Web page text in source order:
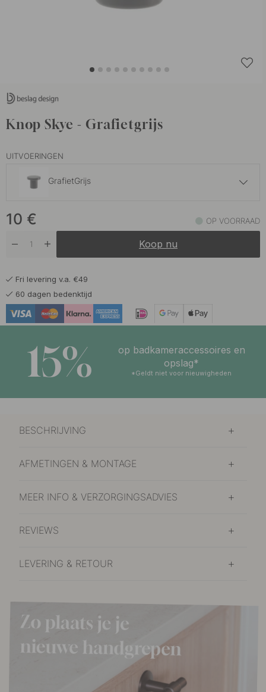
Knop Skye - Grafietgrijs
UITVOERINGEN
GrafietGrijs
Op voorraad
Op voorraad
Saliegroen
Stormblauw 10 €
10 € OP VOORRAAD
Koop nu
Fri levering v.a. €49
60 dagen bedenktijd
15%
op badkameraccessoires en
opslag*
*Geldt niet voor nieuwigheden
BESCHRIJVING
AFMETINGEN & MONTAGE
MEER INFO & VERZORGINGSADVIES
REVIEWS
LEVERING & RETOUR